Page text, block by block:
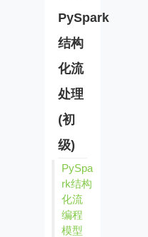
PySpark
结构
化流
处理
(初
级)
PySpa
rk结构
化流
编程
模型